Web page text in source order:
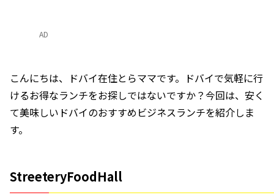
AD
こんにちは、ドバイ在住とらママです。ドバイで気軽に行
けるお得なランチをお探しではないですか？今回は、安く
て美味しいドバイのおすすめビジネスランチを紹介しま
す。
StreeteryFoodHall